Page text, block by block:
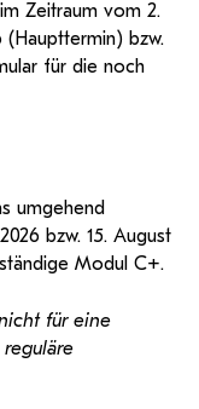
Zeitraum vom 2.
(Haupttermin) bzw.
für die noch
umgehend
bzw. 15. August
Modul C+.
für eine
reguläre